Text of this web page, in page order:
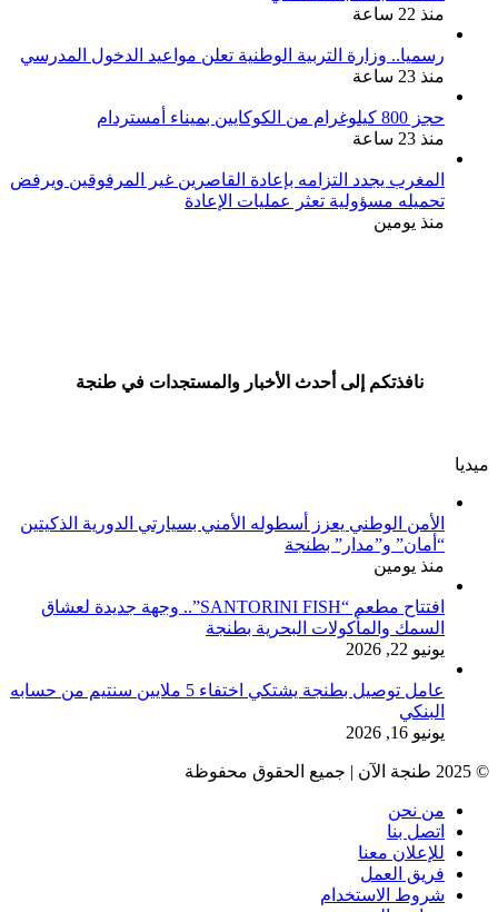
منذ 22 ساعة
رسميا.. وزارة التربية الوطنية تعلن مواعيد الدخول المدرسي
منذ 23 ساعة
حجز 800 كيلوغرام من الكوكايين بميناء أمستردام
منذ 23 ساعة
المغرب يجدد التزامه بإعادة القاصرين غير المرفوقين ويرفض
تحميله مسؤولية تعثر عمليات الإعادة
منذ يومين
نافذتكم إلى أحدث الأخبار والمستجدات في طنجة
ميديا
الأمن الوطني يعزز أسطوله الأمني بسيارتي الدورية الذكيتين
“أمان” و”مدار” بطنجة
منذ يومين
افتتاح مطعم “SANTORINI FISH”.. وجهة جديدة لعشاق
السمك والمأكولات البحرية بطنجة
يونيو 22, 2026
عامل توصيل بطنجة يشتكي اختفاء 5 ملايين سنتيم من حسابه
البنكي
يونيو 16, 2026
© 2025 طنجة الآن | جميع الحقوق محفوظة
من نحن
اتصل بنا
للإعلان معنا
فريق العمل
شروط الاستخدام